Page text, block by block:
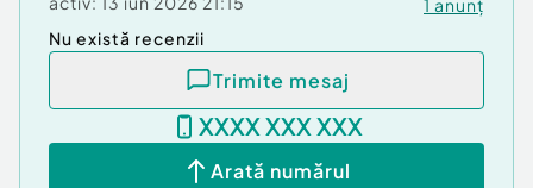
1 anunț
Nu există recenzii
Trimite mesaj
XXXX XXX XXX
Arată numărul